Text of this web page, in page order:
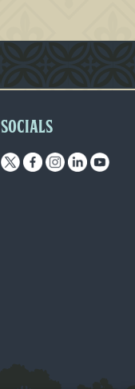
SOCIALS